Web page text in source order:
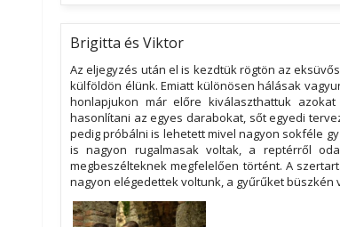
Brigitta és Viktor
Az eljegyzés után el is kezdtük rögtön az
külföldön élünk. Emiatt különösen hálásak
honlapjukon már előre kiválaszthattuk
hasonlítani az egyes darabokat, sőt egyedi
pedig próbálni is lehetett mivel nagyon sokféle
is nagyon rugalmasak voltak, a reptérről
megbeszélteknek megfelelően történt. A
nagyon elégedettek voltunk, a gyűrűket büszkén